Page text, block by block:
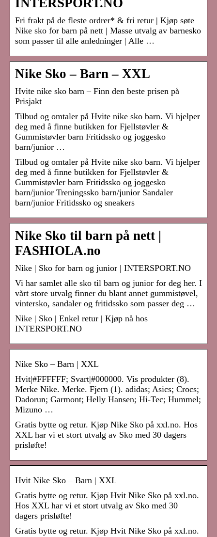
INTERSPORT.NO
Fri frakt på de fleste ordrer* & fri retur | Kjøp søte
Nike sko for barn på nett | Masse utvalg av barnesko
som passer til alle anledninger | Alle …
Nike Sko – Barn – XXL
Hvite nike sko barn – Finn den beste prisen på
Prisjakt
Tilbud og omtaler på Hvite nike sko barn. Vi hjelper
deg med å finne butikken for Fjellstøvler &
Gummistøvler barn Fritidssko og joggesko
barn/junior …
Tilbud og omtaler på Hvite nike sko barn. Vi hjelper
deg med å finne butikken for Fjellstøvler &
Gummistøvler barn Fritidssko og joggesko
barn/junior Treningssko barn/junior Sandaler
barn/junior Fritidssko og sneakers
Nike Sko til barn på nett |
FASHIOLA.no
Nike | Sko for barn og junior | INTERSPORT.NO
Vi har samlet alle sko til barn og junior for deg her. I
vårt store utvalg finner du blant annet gummistøvel,
vintersko, sandaler og fritidssko som passer deg …
Nike | Sko | Enkel retur | Kjøp nå hos
INTERSPORT.NO
Nike Sko – Barn | XXL
Hvit|#FFFFFF; Svart|#000000. Vis produkter (8).
Merke Nike. Merke. Fjern (1). adidas; Asics; Crocs;
Dadorun; Garmont; Helly Hansen; Hi-Tec; Hummel;
Mizuno …
Gratis bytte og retur. Kjøp Nike Sko på xxl.no. Hos
XXL har vi et stort utvalg av Sko med 30 dagers
prisløfte!
Hvit Nike Sko – Barn | XXL
Gratis bytte og retur. Kjøp Hvit Nike Sko på xxl.no.
Hos XXL har vi et stort utvalg av Sko med 30
dagers prisløfte!
Gratis bytte og retur. Kjøp Hvit Nike Sko på xxl.no.